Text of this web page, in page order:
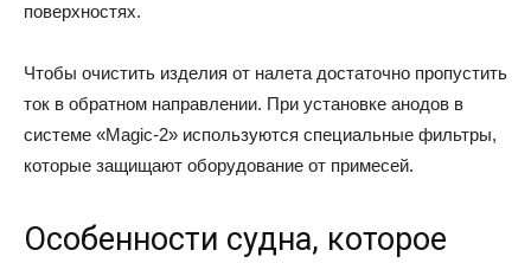
поверхностях.
Чтобы очистить изделия от налета достаточно пропустить
ток в обратном направлении. При установке анодов в
системе «Magic-2» используются специальные фильтры,
которые защищают оборудование от примесей.
Особенности судна, которое